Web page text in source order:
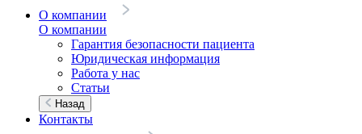
О компании
О компании
Гарантия безопасности пациента
Юридическая информация
Работа у нас
Статьи
Назад
Контакты